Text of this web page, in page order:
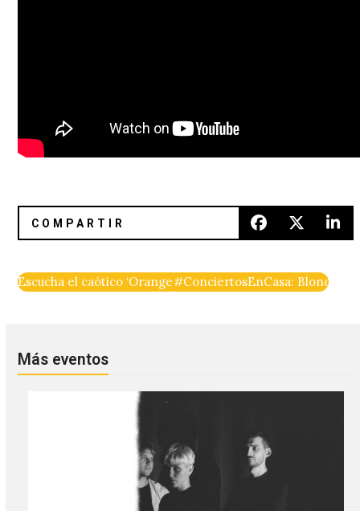
Escucha el caótico ‘Oranged Out’ de Tyondai Braxton
#ConciertosEnCasa: Blondie
Más eventos